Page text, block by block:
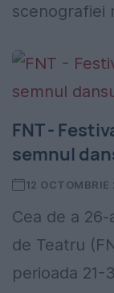
scenografiei
FNT -
semnul
12 OCTOMBRIE
Cea de a
de Teatru
perioada